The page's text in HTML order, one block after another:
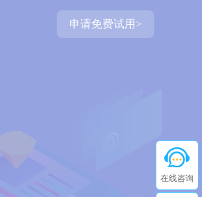
申请免费试用>
在线咨询